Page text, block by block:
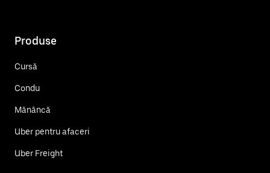
Produse
Cursă
Condu
Mănâncă
Uber pentru afaceri
Uber Freight